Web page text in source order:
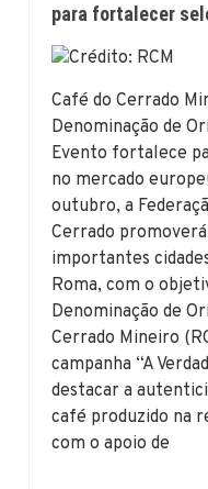
para fortalecer
Café do Cerrado
Denominação de
Evento fortalece
no mercado
outubro, a
Cerrado
importantes
Roma, com o
Denominação de
Cerrado Mineiro
campanha “A
destacar a
café produzido na
com o apoio de